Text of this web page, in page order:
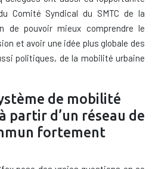
Comité Syndical du SMTC de la
de pouvoir mieux comprendre le
et avoir une idée plus globale des
politiques, de la mobilité urbaine
de mobilité
partir d’un réseau de
fortement